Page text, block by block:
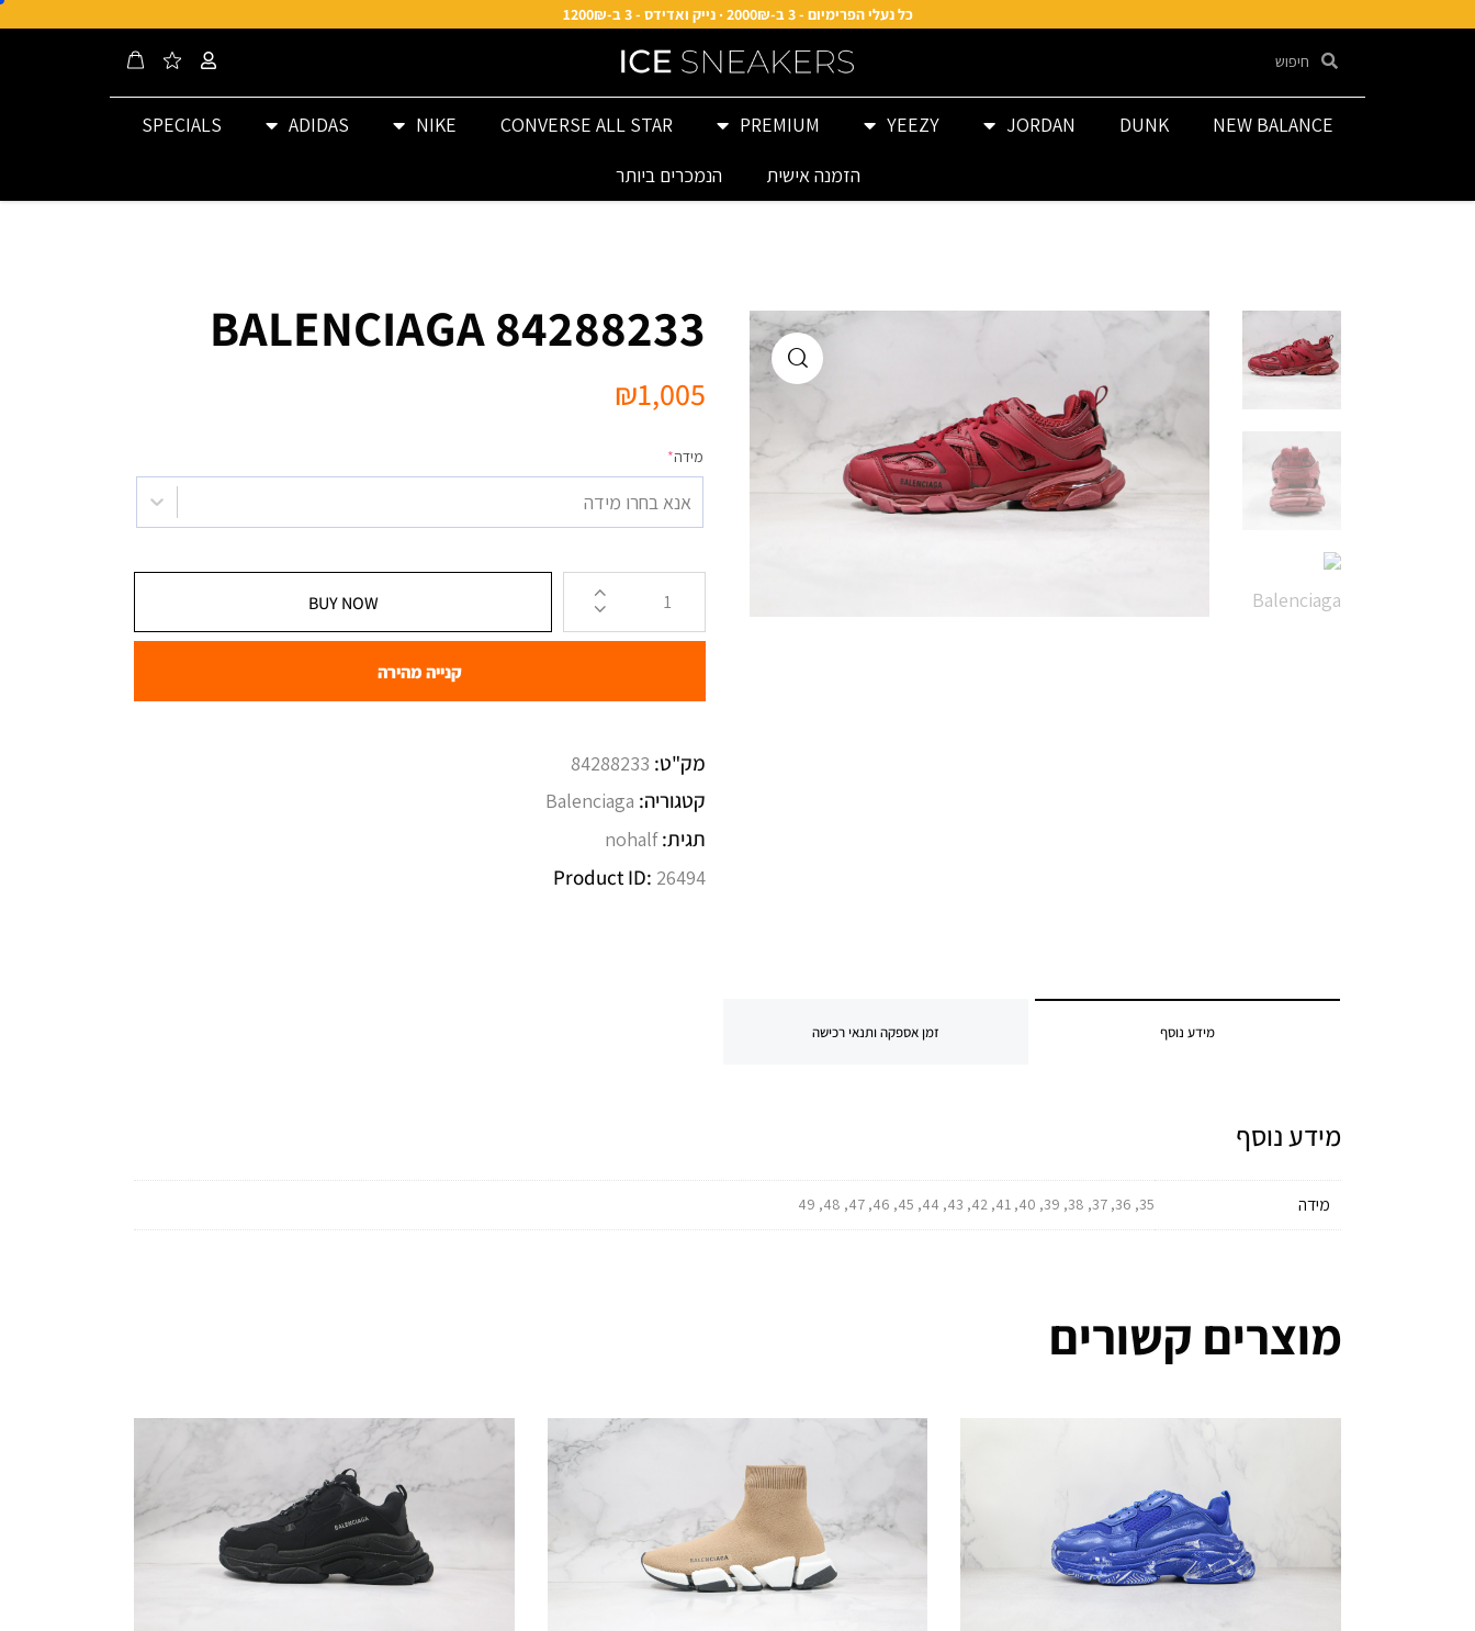
כל נעלי הפרימיום - 3 ב-2000₪ · נייק ואדידס - 3 ב-1200₪
NEW BALANCE
DUNK
JORDAN
YEEZY
PREMIUM
CONVERSE ALL STAR
NIKE
ADIDAS
SPECIALS
הזמנה אישית
הנמכרים ביותר
BALENCIAGA 84288233
₪1,005
מידה*
אנא בחרו מידה
BUY NOW
קנייה מהירה
מק"ט: 84288233
קטגוריה: Balenciaga
תגית:nohalf
Product ID: 26494
מידע נוסף זמן אספקה ותנאי רכישה
מידע נוסף
מידה 35, 36, 37, 38, 39, 40, 41, 42, 43, 44, 45, 46, 47, 48, 49
מוצרים קשורים